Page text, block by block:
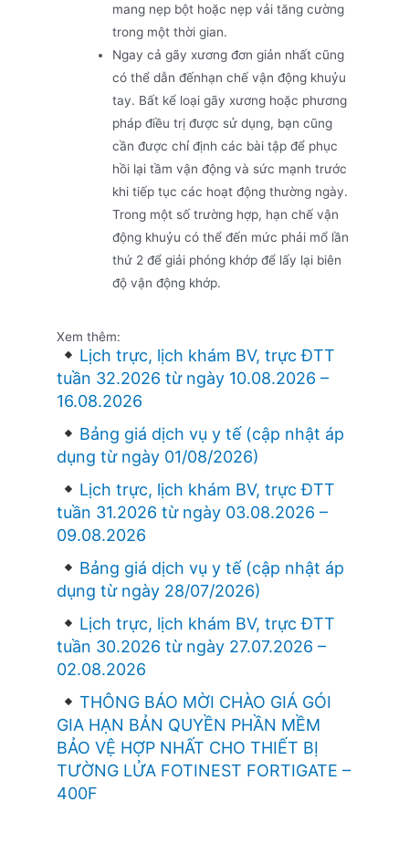
mang nẹp bột hoặc nẹp vải tăng cường
trong một thời gian.
Ngay cả gãy xương đơn giản nhất cũng
có thể dẫn đếnhạn chế vận động khuỷu
tay. Bất kể loại gãy xương hoặc phương
pháp điều trị được sử dụng, bạn cũng
cần được chỉ định các bài tập để phục
hồi lại tầm vận động và sức mạnh trước
khi tiếp tục các hoạt động thường ngày.
Trong một số trường hợp, hạn chế vận
động khuỷu có thể đến mức phải mổ lần
thứ 2 để giải phóng khớp để lấy lại biên
độ vận động khớp.
Xem thêm:
Lịch trực, lịch khám BV, trực ĐTT
tuần 32.2026 từ ngày 10.08.2026 –
16.08.2026
Bảng giá dịch vụ y tế (cập nhật áp
dụng từ ngày 01/08/2026)
Lịch trực, lịch khám BV, trực ĐTT
tuần 31.2026 từ ngày 03.08.2026 –
09.08.2026
Bảng giá dịch vụ y tế (cập nhật áp
dụng từ ngày 28/07/2026)
Lịch trực, lịch khám BV, trực ĐTT
tuần 30.2026 từ ngày 27.07.2026 –
02.08.2026
THÔNG BÁO MỜI CHÀO GIÁ GÓI
GIA HẠN BẢN QUYỀN PHẦN MỀM
BẢO VỆ HỢP NHẤT CHO THIẾT BỊ
TƯỜNG LỬA FOTINEST FORTIGATE –
400F